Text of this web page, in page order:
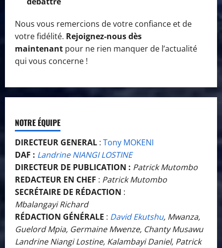
Nous vous remercions de votre confiance et de
votre fidélité. Rejoignez-nous dès
maintenant pour ne rien manquer de l’actualité
qui vous concerne !
NOTRE ÉQUIPE
DIRECTEUR GENERAL : Tony MOKENI
DAF : Landrine NIANGI LOSTINE
DIRECTEUR DE PUBLICATION : Patrick Mutombo
REDACTEUR EN CHEF : Patrick Mutombo
SECRÉTAIRE DE RÉDACTION :
Mbalangayi Richard
RÉDACTION GÉNÉRALE : David Ekutshu, Mwanza,
Guelord Mpia, Germaine Mwenze, Chanty Musawu
Landrine Niangi Lostine, Kalambayi Daniel, Patrick